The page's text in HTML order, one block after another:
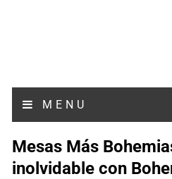
MENU
Mesas Más
inolvidable con